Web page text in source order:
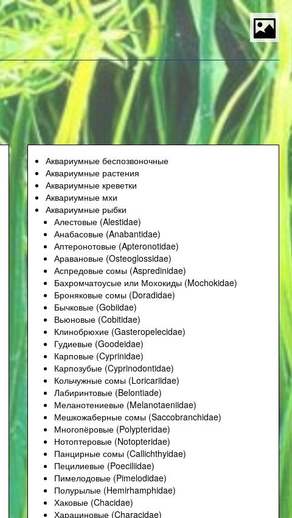
Аквариумные беспозвоночные
Аквариумные растения
Аквариумные креветки
Аквариумные мхи
Аквариумные рыбки
Алестовые (Alestidae)
Анабасовые (Anabantidae)
Аптеронотовые (Apteronotidae)
Аравановые (Osteoglossidae)
Аспредовые сомы (Aspredinidae)
Бахромчатоусые или Мохокиды (Mochokidae)
Броняковые сомы (Doradidae)
Бычковые (Gobiidae)
Вьюновые (Cobitidae)
Клинобрюхие (Gasteropelecidae)
Гудиевые (Goodeidae)
Карповые (Cyprinidae)
Карпозубые (Cyprinodontidae)
Кольчужные сомы (Loricariidae)
Лабиринтовые (Belontiade)
Меланотениевые (Melanotaeniidae)
Мешкожаберные сомы (Saccobranchidae)
Многопёровые (Polypteridae)
Нотоптеровые (Notopteridae)
Панцирные сомы (Callichthyidae)
Пецилиевые (Poeciliidae)
Пимелодовые (Pimelodidae)
Полурылые (Hemirhamphidae)
Хаковые (Chacidae)
Харациновые (Characidae)